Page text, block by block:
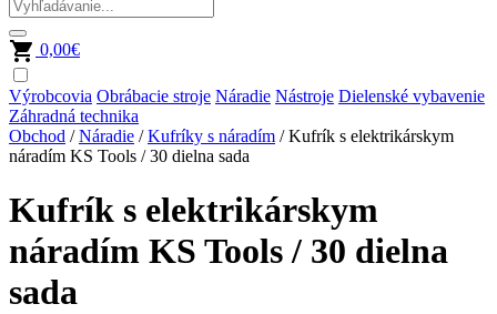
0,00€
Výrobcovia Obrábacie stroje Náradie Nástroje Dielenské vybavenie
Záhradná technika
Obchod /Náradie /Kufríky s náradím / Kufrík s elektrikárskym
náradím KS Tools / 30 dielna sada
Kufrík s elektrikárskym
náradím KS Tools / 30 dielna
sada